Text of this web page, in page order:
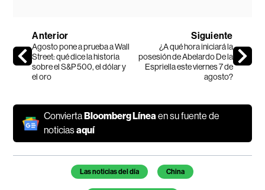
Anterior
Agosto pone a prueba a Wall
Street: qué dice la historia
sobre el S&P 500, el dólar y
el oro
Siguiente
¿A qué hora iniciará la
posesión de Abelardo De la
Espriella este viernes 7 de
agosto?
Convierta Bloomberg Líneaen su fuente de
noticiasaquí
Temas de este artículo
Las noticias del día China